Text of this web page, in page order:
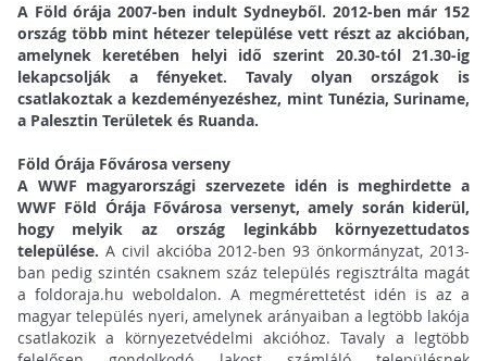
A Föld órája 2007-ben indult Sydneyből. 2012-ben már 152
ország több mint hétezer települése vett részt az akcióban,
amelynek keretében helyi idő szerint 20.30-tól 21.30-ig
lekapcsolják a fényeket. Tavaly olyan országok is
csatlakoztak a kezdeményezéshez, mint Tunézia, Suriname,
a Palesztin Területek és Ruanda.
Föld Órája Fővárosa verseny
A WWF magyarországi szervezete idén is meghirdette a
WWF Föld Órája Fővárosa versenyt, amely során kiderül,
hogy melyik az ország leginkább környezettudatos
települése. A civil akcióba 2012-ben 93 önkormányzat, 2013-
ban pedig szintén csaknem száz település regisztrálta magát
a foldoraja.hu weboldalon. A megmérettetést idén is az a
magyar település nyeri, amelynek arányaiban a legtöbb lakója
csatlakozik a környezetvédelmi akcióhoz. Tavaly a legtöbb